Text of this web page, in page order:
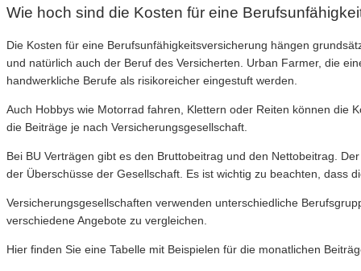
Wie hoch sind die Kosten für eine
Die Kosten für eine Berufsunfähigkeitsversicherung hängen
und natürlich auch der Beruf des Versicherten. Urban Farmer, die
handwerkliche Berufe als risikoreicher eingestuft werden.
Auch Hobbys wie Motorrad fahren, Klettern oder Reiten können die
die Beiträge je nach Versicherungsgesellschaft.
Bei BU Verträgen gibt es den Bruttobeitrag und den Nettobeitrag.
der Überschüsse der Gesellschaft. Es ist wichtig zu beachten, dass
Versicherungsgesellschaften verwenden unterschiedliche
verschiedene Angebote zu vergleichen.
Hier finden Sie eine Tabelle mit Beispielen für die monatlichen